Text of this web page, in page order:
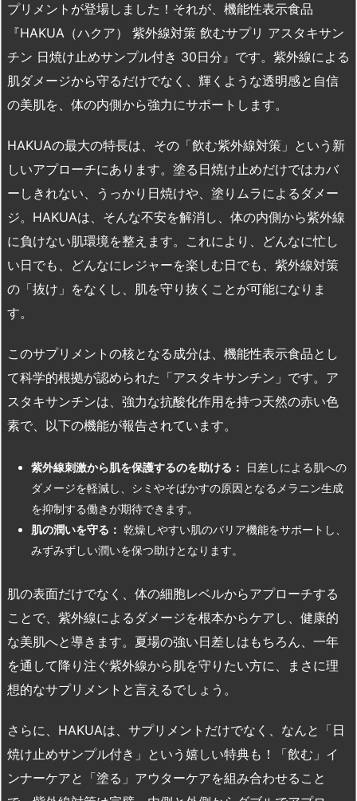
プリメントが登場しました！それが、機能性表示食品
『HAKUA（ハクア） 紫外線対策 飲むサプリ アスタキサン
チン 日焼け止めサンプル付き 30日分』です。紫外線による
肌ダメージから守るだけでなく、輝くような透明感と自信
の美肌を、体の内側から強力にサポートします。
HAKUAの最大の特長は、その「飲む紫外線対策」という新
しいアプローチにあります。塗る日焼け止めだけではカバ
ーしきれない、うっかり日焼けや、塗りムラによるダメー
ジ。HAKUAは、そんな不安を解消し、体の内側から紫外線
に負けない肌環境を整えます。これにより、どんなに忙し
い日でも、どんなにレジャーを楽しむ日でも、紫外線対策
の「抜け」をなくし、肌を守り抜くことが可能になりま
す。
このサプリメントの核となる成分は、機能性表示食品とし
て科学的根拠が認められた「アスタキサンチン」です。ア
スタキサンチンは、強力な抗酸化作用を持つ天然の赤い色
素で、以下の機能が報告されています。
紫外線刺激から肌を保護するのを助ける：
日差しによる肌への
ダメージを軽減し、シミやそばかすの原因となるメラニン生成
を抑制する働きが期待できます。
肌の潤いを守る： 乾燥しやすい肌のバリア機能をサポートし、
みずみずしい潤いを保つ助けとなります。
肌の表面だけでなく、体の細胞レベルからアプローチする
ことで、紫外線によるダメージを根本からケアし、健康的
な美肌へと導きます。夏場の強い日差しはもちろん、一年
を通して降り注ぐ紫外線から肌を守りたい方に、まさに理
想的なサプリメントと言えるでしょう。
さらに、HAKUAは、サプリメントだけでなく、なんと「日
焼け止めサンプル付き」という嬉しい特典も！「飲む」イ
ンナーケアと「塗る」アウターケアを組み合わせること